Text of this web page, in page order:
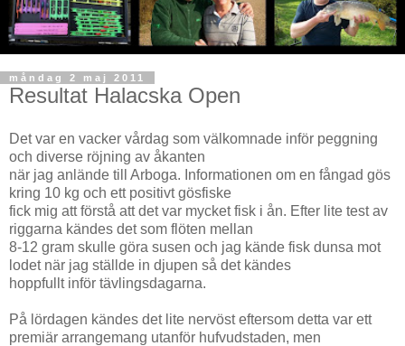
måndag 2 maj 2011
Resultat Halacska Open
Det var en vacker vårdag som välkomnade inför peggning
och diverse röjning av åkanten
när jag anlände till Arboga. Informationen om en fångad gös
kring 10 kg och ett positivt gösfiske
fick mig att förstå att det var mycket fisk i ån. Efter lite test av
riggarna kändes det som flöten mellan
8-12 gram skulle göra susen och jag kände fisk dunsa mot
lodet när jag ställde in djupen så det kändes
hoppfullt inför tävlingsdagarna.
På lördagen kändes det lite nervöst eftersom detta var ett
premiär arrangemang utanför hufvudstaden, men